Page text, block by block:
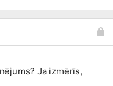
Ja izmērīs,